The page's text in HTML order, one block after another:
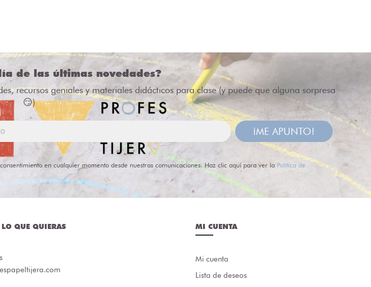
de las últimas novedades?
recursos geniales y materiales didácticos para clase (y puede que alguna sorpresa
😏)
¡ME APUNTO!
en cualquier momento desde nuestras comunicaciones. Haz clic aquí para ver la Política de
QUE QUIERAS MI CUENTA
Mi cuenta
Lista de deseos